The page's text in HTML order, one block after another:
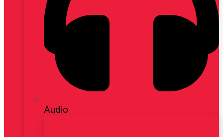
Audio